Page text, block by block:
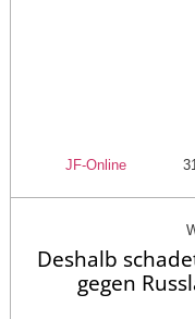
JF-Online 31
Deshalb
gegen